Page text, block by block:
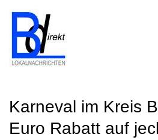
Skip
to
content
Karneval im Kreis
Euro Rabatt auf